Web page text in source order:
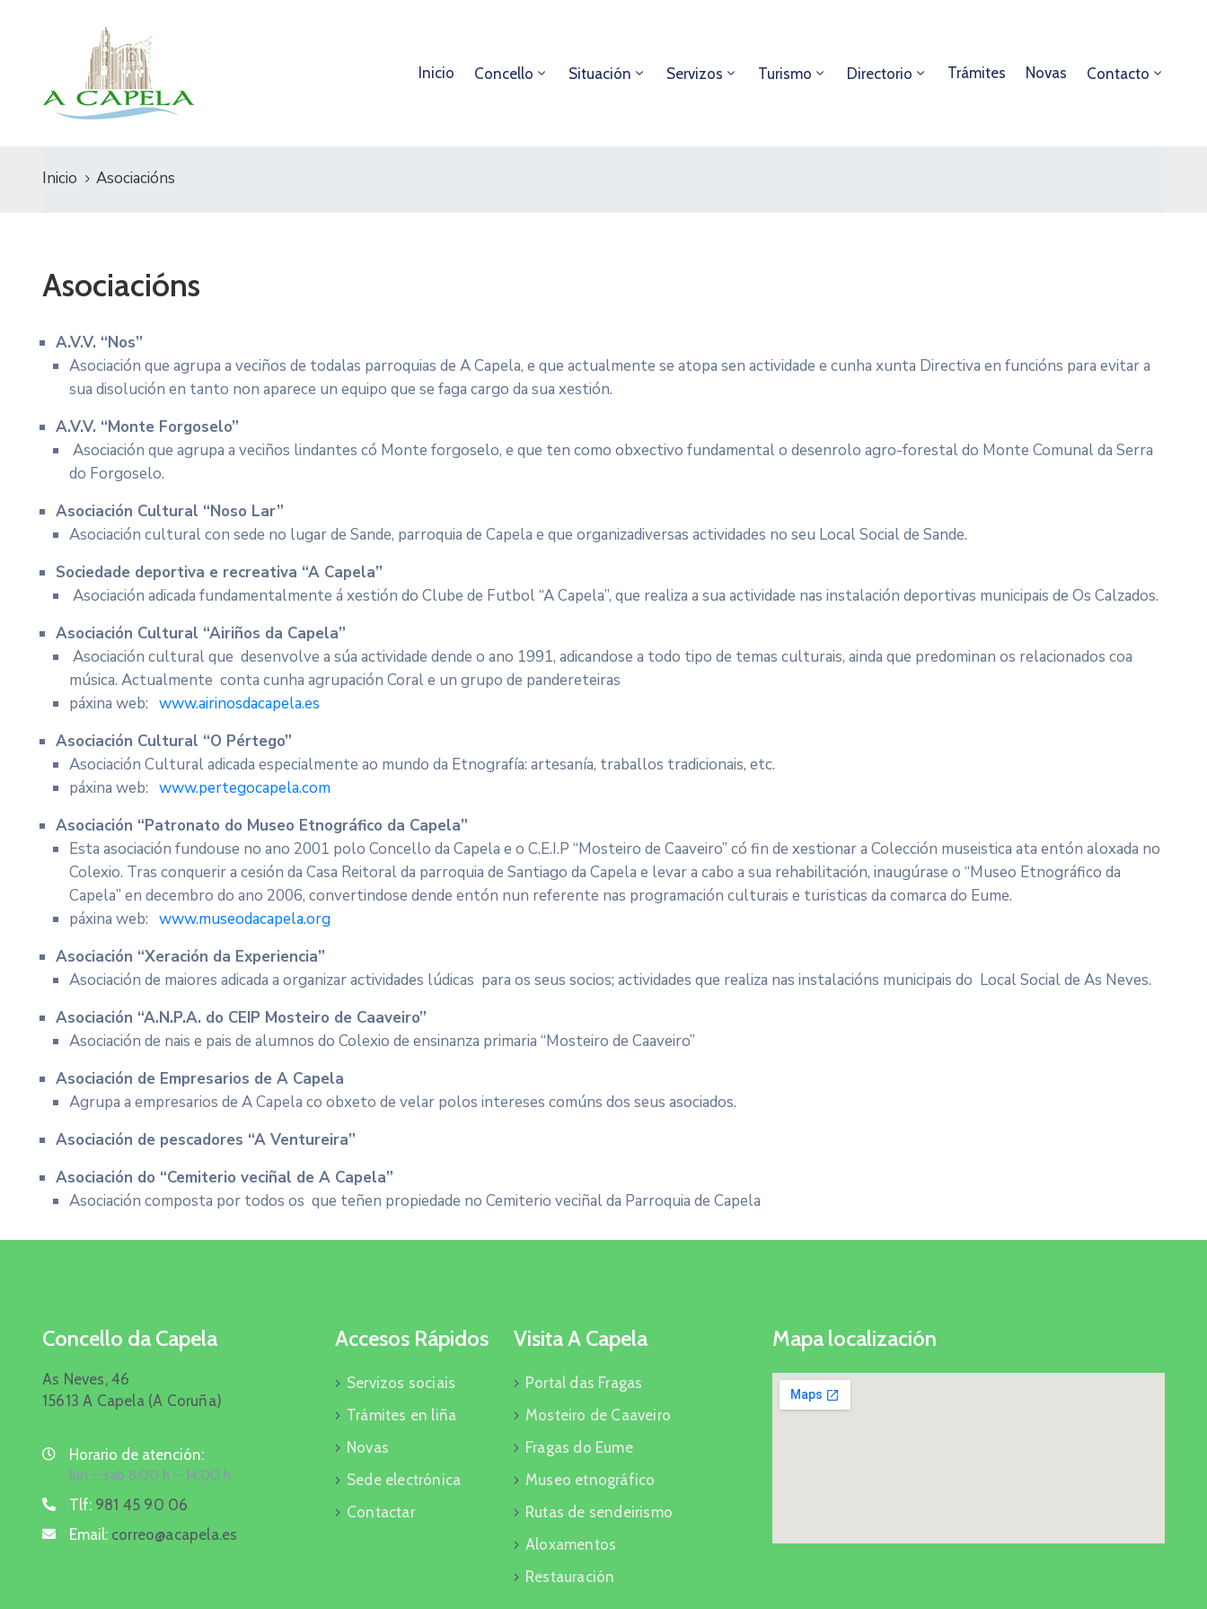
Inicio Concello Situación Servizos Turismo Directorio Trámites Novas Contacto
Inicio Asociacións
Asociacións
A.V.V. “Nos”
Asociación que agrupa a veciños de todalas parroquias de A Capela, e que actualmente se atopa sen actividade e cunha xunta Directiva en funcións para evitar a
sua disolución en tanto non aparece un equipo que se faga cargo da sua xestión.
A.V.V. “Monte Forgoselo”
Asociación que agrupa a veciños lindantes có Monte forgoselo, e que ten como obxectivo fundamental o desenrolo agro-forestal do Monte Comunal da Serra
do Forgoselo.
Asociación Cultural “Noso Lar”
Asociación cultural con sede no lugar de Sande, parroquia de Capela e que organizadiversas actividades no seu Local Social de Sande.
Sociedade deportiva e recreativa “A Capela”
Asociación adicada fundamentalmente á xestión do Clube de Futbol “A Capela”, que realiza a sua actividade nas instalación deportivas municipais de Os Calzados.
Asociación Cultural “Airiños da Capela”
Asociación cultural que desenvolve a súa actividade dende o ano 1991, adicandose a todo tipo de temas culturais, ainda que predominan os relacionados coa
música. Actualmente conta cunha agrupación Coral e un grupo de pandereteiras
páxina web: www.airinosdacapela.es
Asociación Cultural “O Pértego”
Asociación Cultural adicada especialmente ao mundo da Etnografía: artesanía, traballos tradicionais, etc.
páxina web: www.pertegocapela.com
Asociación “Patronato do Museo Etnográfico da Capela”
Esta asociación fundouse no ano 2001 polo Concello da Capela e o C.E.I.P “Mosteiro de Caaveiro” có fin de xestionar a Colección museistica ata entón aloxada no
Colexio. Tras conquerir a cesión da Casa Reitoral da parroquia de Santiago da Capela e levar a cabo a sua rehabilitación, inaugúrase o “Museo Etnográfico da
Capela” en decembro do ano 2006, convertindose dende entón nun referente nas programación culturais e turisticas da comarca do Eume.
páxina web: www.museodacapela.org
Asociación “Xeración da Experiencia”
Asociación de maiores adicada a organizar actividades lúdicas para os seus socios; actividades que realiza nas instalacións municipais do Local Social de As Neves.
Asociación “A.N.P.A. do CEIP Mosteiro de Caaveiro”
Asociación de nais e pais de alumnos do Colexio de ensinanza primaria “Mosteiro de Caaveiro”
Asociación de Empresarios de A Capela
Agrupa a empresarios de A Capela co obxeto de velar polos intereses comúns dos seus asociados.
Asociación de pescadores “A Ventureira”
Asociación do “Cemiterio veciñal de A Capela”
Asociación composta por todos os que teñen propiedade no Cemiterio veciñal da Parroquia de Capela
Concello da Capela
As Neves, 46
15613 A Capela (A Coruña)
Horario de atención:
lun – sab 8:00 h – 14:00 h
Tlf: 981 45 90 06
Email: correo@acapela.es
Accesos Rápidos
Servizos sociais
Trámites en liña
Novas
Sede electrónica
Contactar
Visita A Capela
Portal das Fragas
Mosteiro de Caaveiro
Fragas do Eume
Museo etnográfico
Rutas de sendeirismo
Aloxamentos
Restauración
Mapa localización